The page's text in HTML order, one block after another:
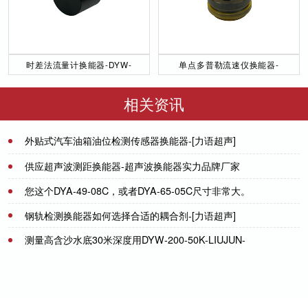
时差法流量计换能器-DYW-
单点多普勒流速仪换能器-
相关资讯
外贴式汽车油箱油位检测传感器换能器-[力语超声]
供应超声波测距换能器-超声波换能器实力品牌厂家
您这个DYA-49-08C，或者DYA-65-05C尺寸非常大。
回波幅度也非常大。380mV
钢轨检测换能器如何选择合适的耦合剂-[力语超声]
测量高含沙水底30米深度用DYW-200-50K-LIUJUN-